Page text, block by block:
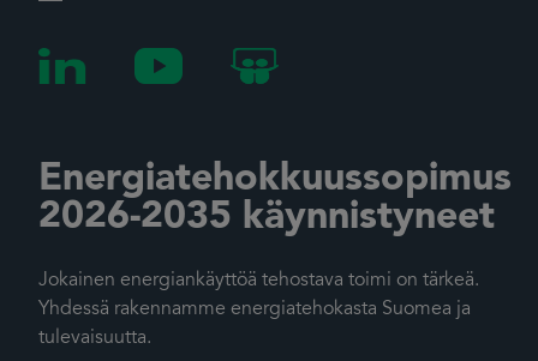
Energiatehokkuussopimus
2026-2035 käynnistyneet
Jokainen energiankäyttöä tehostava toimi on tärkeä.
Yhdessä rakennamme energiatehokasta Suomea ja
tulevaisuutta.